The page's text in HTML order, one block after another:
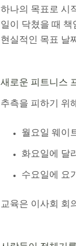
하나의 목표로 시
일이 닥쳤을 때
현실적인 목표 날
새로운 피트니스
추측을 피하기 위
월요일 웨이
화요일에 달
수요일에 요
교육은 이사회 회